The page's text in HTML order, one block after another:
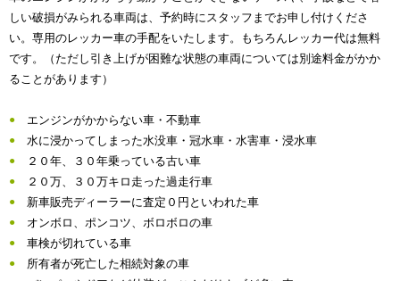
しい破損がみられる車両は、予約時にスタッフまでお申し付けくださ
い。専用のレッカー車の手配をいたします。もちろんレッカー代は無料
です。（ただし引き上げが困難な状態の車両については別途料金がかか
ることがあります）
エンジンがかからない車・不動車
水に浸かってしまった水没車・冠水車・水害車・浸水車
２０年、３０年乗っている古い車
２０万、３０万キロ走った過走行車
新車販売ディーラーに査定０円といわれた車
オンボロ、ポンコツ、ボロボロの車
車検が切れている車
所有者が死亡した相続対象の車